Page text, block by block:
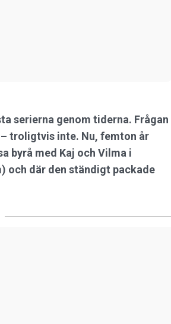
serierna genom tiderna. Frågan
troligtvis inte. Nu, femton år
byrå med Kaj och Vilma i
och där den ständigt packade